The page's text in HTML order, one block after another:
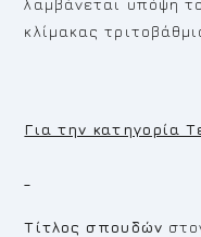
λαμβάνεται υπόψη
κλίμακας
Για την κατηγορία
Τίτλος σπουδών